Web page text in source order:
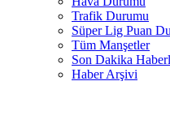
Trafik Durumu
Süper Lig Puan
Tüm Manşetler
Son Dakika
Haber Arşivi